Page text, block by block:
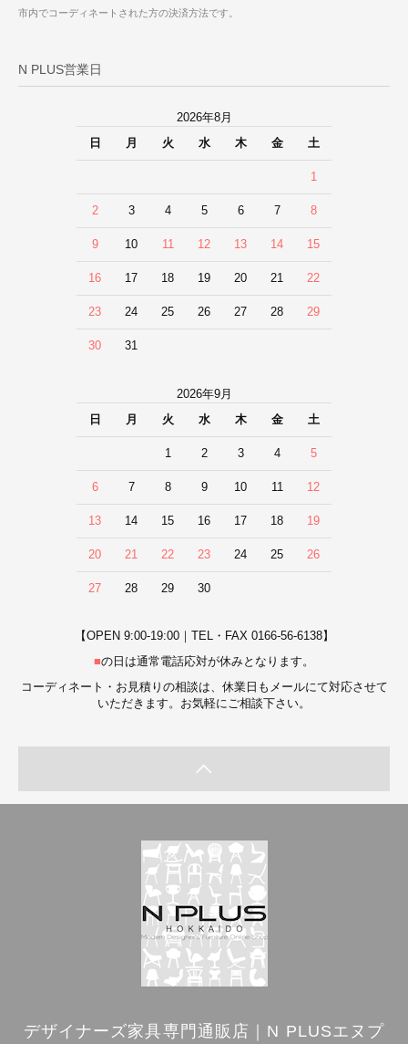
市内でコーディネートされた方の決済方法です。
N PLUS営業日
2026年8月
日
月 火 水 木 金 土
1
2 3 4 5 6 7 8
9 10 11 12 13 14 15
16 17 18 19 20 21 22
23 24 25 26 27 28 29
30 31
2026年9月
日
月 火 水 木 金 土
1 2 3 4 5
6 7 8 9 10 11 12
13 14 15 16 17 18 19
20 21 22 23 24 25 26
27 28 29 30
【OPEN 9:00-19:00｜TEL・FAX 0166-56-6138】
■の日は通常電話応対が休みとなります。
コーディネート・お見積りの相談は、休業日もメールにて対応させて
いただきます。お気軽にご相談下さい。
デザイナーズ家具専門通販店｜N PLUSエヌプ